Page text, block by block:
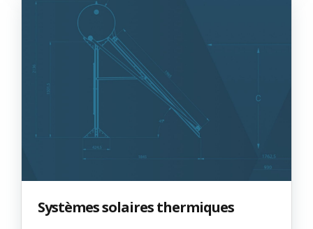
Systèmes solaires thermiques